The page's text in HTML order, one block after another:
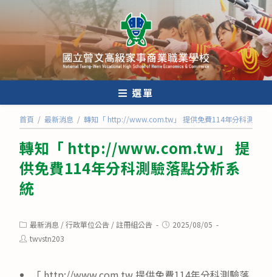
內
選單
首頁 / 最新消息 / 轉知「 http://www.com.tw」 提供免費114年分科測驗落
轉知「 http://www.com.tw」 提
供免費114年分科測驗落點分析系
統
Post
category:
最新消息 /行政單位公告 /註冊組公告
Post2025/08/05
Posttwvstn203